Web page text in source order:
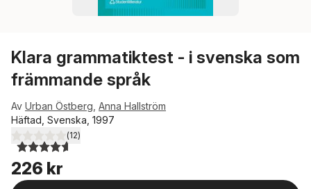
Klara grammatiktest - i svenska som
främmande språk
Av Urban Östberg Anna Hallström
Häftad, Svenska, 1997
4,6utav 5 stjärnor. Totalt antal röster:
(12)
226 kr